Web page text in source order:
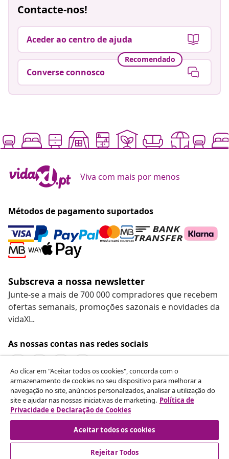
Contacte-nos!
Aceder ao centro de ajuda
Recomendado
Converse connosco
Viva com mais por menos
Métodos de pagamento suportados
Subscreva a nossa newsletter
Junte-se a mais de 700 000 compradores que recebem
ofertas semanais, promoções sazonais e novidades da
vidaXL.
As nossas contas nas redes sociais
Rescindir o contrato
Envie um pedido de rescisão da sua encomenda.
Rescindir o contrato
Ao clicar em "Aceitar todos os cookies", concorda com o
armazenamento de cookies no seu dispositivo para melhorar a
navegação no site, anúncios personalizados, analisar a utilização do
site e ajudar nas nossas iniciativas de marketing. Política de
Privacidade e Declaração de Cookies
Aceitar todos os cookies
Rejeitar Todos